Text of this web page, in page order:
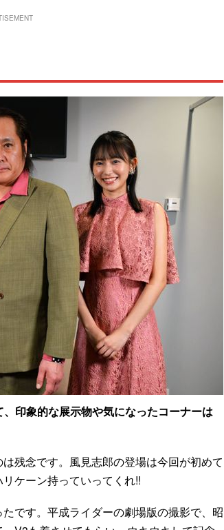
印象的な展示物や気になったコーナーは
残念です。風見志郎の登場は今回が初めて
ケーン持っていってくれ!!
です。平成ライダーの劇場版の撮影で、昭